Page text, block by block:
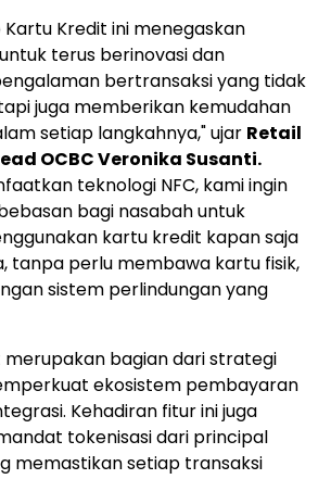
Kredit ini menegaskan
terus berinovasi dan
bertransaksi yang tidak
juga memberikan kemudahan
setiap langkahnya," ujar Retail
OCBC Veronika Susanti.
teknologi NFC, kami ingin
bagi nasabah untuk
kartu kredit kapan saja
tanpa perlu membawa kartu fisik,
sistem perlindungan yang
merupakan bagian dari strategi
ekosistem pembayaran
Kehadiran fitur ini juga
tokenisasi dari principal
memastikan setiap transaksi